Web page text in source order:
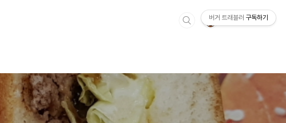
버거 트래블러 구독하기